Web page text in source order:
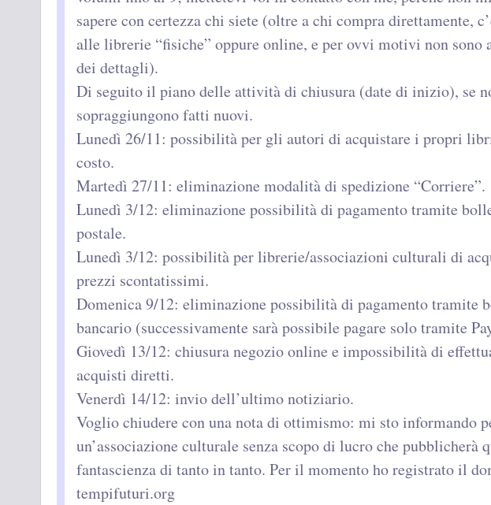
sapere con certezza chi siete (oltre a chi compra direttamente,
alle librerie “fisiche” oppure online, e per ovvi motivi non sono
dei dettagli).
Di seguito il piano delle attività di chiusura (date di inizio), se
sopraggiungono fatti nuovi.
Lunedì 26/11: possibilità per gli autori di acquistare i propri
costo.
Martedì 27/11: eliminazione modalità di spedizione “Corriere”.
Lunedì 3/12: eliminazione possibilità di pagamento tramite
postale.
Lunedì 3/12: possibilità per librerie/associazioni culturali di
prezzi scontatissimi.
Domenica 9/12: eliminazione possibilità di pagamento tramite
bancario (successivamente sarà possibile pagare solo tramite
Giovedì 13/12: chiusura negozio online e impossibilità di
acquisti diretti.
Venerdì 14/12: invio dell’ultimo notiziario.
Voglio chiudere con una nota di ottimismo: mi sto informando
un’associazione culturale senza scopo di lucro che pubblicherà
fantascienza di tanto in tanto. Per il momento ho registrato il
tempifuturi.org